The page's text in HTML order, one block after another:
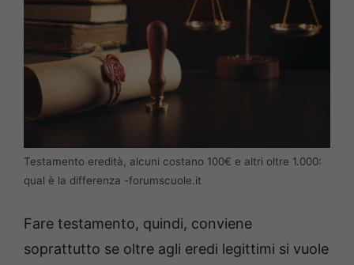
Testamento eredità, alcuni costano 100€ e altri oltre 1.000:
qual è la differenza -forumscuole.it
Fare testamento, quindi, conviene
soprattutto se oltre agli eredi legittimi si vuole